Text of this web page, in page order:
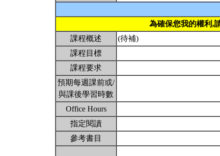
為確保您我的權利,
課程概述
(待補)
課程目標
課程要求
預期每週課前或/
與課後學習時數
Office Hours
指定閱讀
參考書目